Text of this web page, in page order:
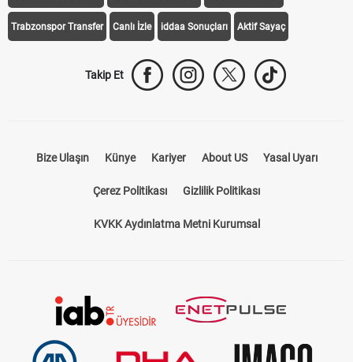
Trabzonspor Transfer Canlı İzle iddaa Sonuçları Aktif Sayaç
Takip Et
Bize Ulaşın Künye Kariyer About US Yasal Uyarı
Çerez Politikası Gizlilik Politikası
KVKK Aydınlatma Metni Kurumsal